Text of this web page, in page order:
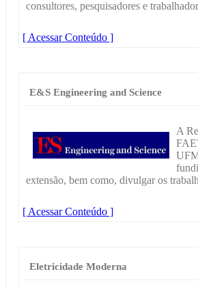
consultores, pesquisadores e
[ Acessar Conteúdo ]
E&S Engineering and Science
A
extensão, bem como, divulgar os
[ Acessar Conteúdo ]
Eletricidade Moderna